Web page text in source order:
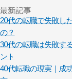
最新記事
20代の転職で失敗し
の？
30代の転職は失敗す
ント
40代転職の現実｜成